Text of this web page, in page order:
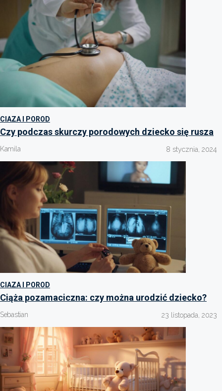
CIAZA I POROD
Czy podczas skurczy porodowych dziecko się rusza
Kamila 8 stycznia, 2024
CIAZA I POROD
Ciąża pozamaciczna: czy można urodzić dziecko?
Sebastian 23 listopada, 2023